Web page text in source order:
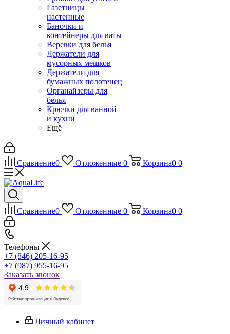
Газетницы
настенные
Баночки и
контейнеры для ваты
Веревки для белья
Держатели для
мусорных мешков
Держатели для
бумажных полотенец
Органайзеры для
белья
Крючки для ванной
и кухни
Ещё
Сравнение0 Отложенные 0 Корзина0 0
Сравнение0 Отложенные 0 Корзина0 0
Телефоны
+7 (846) 205-16-95
+7 (987) 955-16-95
Заказать звонок
Личный кабинет